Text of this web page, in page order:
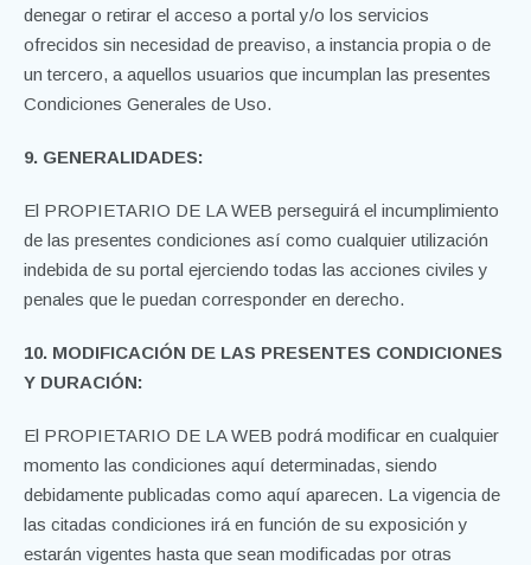
denegar o retirar el acceso a portal y/o los servicios
ofrecidos sin necesidad de preaviso, a instancia propia o de
un tercero, a aquellos usuarios que incumplan las presentes
Condiciones Generales de Uso.
9. GENERALIDADES:
El PROPIETARIO DE LA WEB perseguirá el incumplimiento
de las presentes condiciones así como cualquier utilización
indebida de su portal ejerciendo todas las acciones civiles y
penales que le puedan corresponder en derecho.
10. MODIFICACIÓN DE LAS PRESENTES CONDICIONES
Y DURACIÓN:
El PROPIETARIO DE LA WEB podrá modificar en cualquier
momento las condiciones aquí determinadas, siendo
debidamente publicadas como aquí aparecen. La vigencia de
las citadas condiciones irá en función de su exposición y
estarán vigentes hasta que sean modificadas por otras